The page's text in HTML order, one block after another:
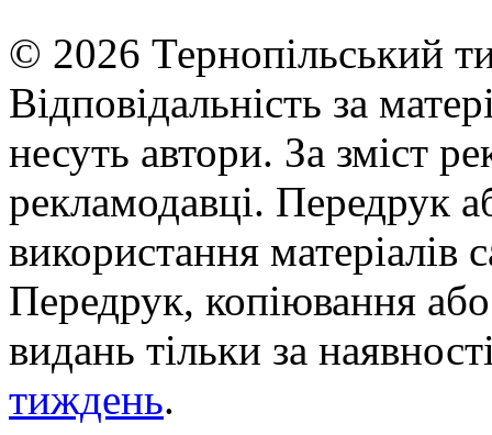
© 2026 Тернопільський
Відповідальність за
несуть автори. За зміст
рекламодавці. Передрук
використання матеріалів
Передрук, копіювання
видань тільки за
тиждень.